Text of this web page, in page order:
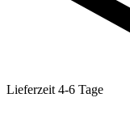
Lieferzeit 4-6 Tage